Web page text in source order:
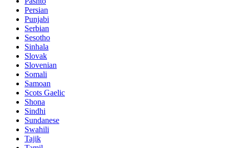
Persian
Punjabi
Serbian
Sesotho
Sinhala
Slovak
Slovenian
Somali
Samoan
Scots Gaelic
Shona
Sindhi
Sundanese
Swahili
Tajik